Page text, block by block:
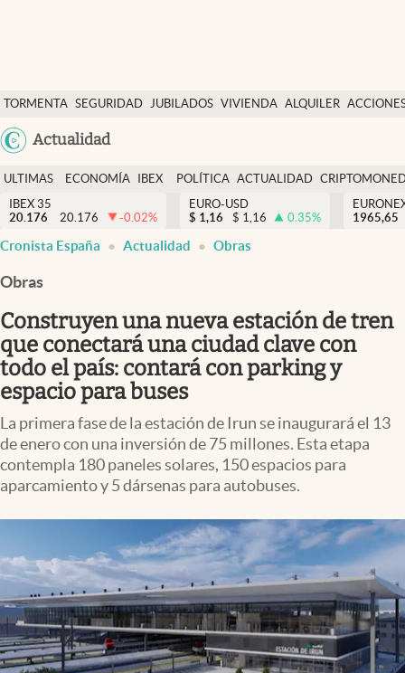
TORMENTA SEGURIDAD JUBILADOS VIVIENDA ALQUILER
USA
Actualidad
Economía y finanzas
Política
Actualidad
Criptomonedas
España
ULTIMAS
NOTICIAS
ECONOMÍA
FINANZAS
IBEX
EURO
POLÍTICA ACTUALIDAD
IBEX 35
20.176
20.176 -0.02%
EURO-USD
$ 1,16 $ 1,16 0.35%
1965,65
Cronista España Actualidad Obras
Obras
Construyen una nueva estación de tren
que conectará una ciudad clave con
todo el país: contará con parking y
espacio para buses
La primera fase de la estación de Irun se inaugurará el 13
de enero con una inversión de 75 millones. Esta etapa
contempla 180 paneles solares, 150 espacios para
aparcamiento y 5 dársenas para autobuses.